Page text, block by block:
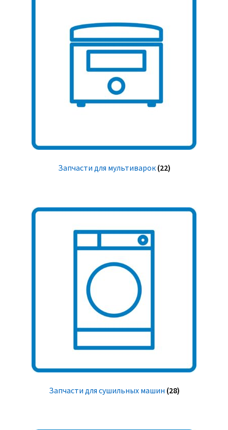
Запчасти для мультиварок (22)
Запчасти для сушильных машин (28)